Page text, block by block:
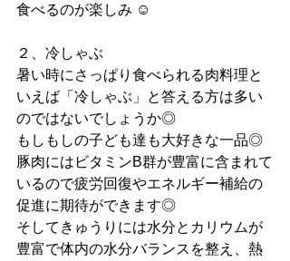
食べるのが楽しみ ☺︎
２、冷しゃぶ
暑い時にさっぱり食べられる肉料理と
いえば「冷しゃぶ」と答える方は多い
のではないでしょうか◎
もしもしの子ども達も大好きな一品◎
豚肉にはビタミンB群が豊富に含まれて
いるので疲労回復やエネルギー補給の
促進に期待ができます◎
そしてきゅうりには水分とカリウムが
豊富で体内の水分バランスを整え、熱